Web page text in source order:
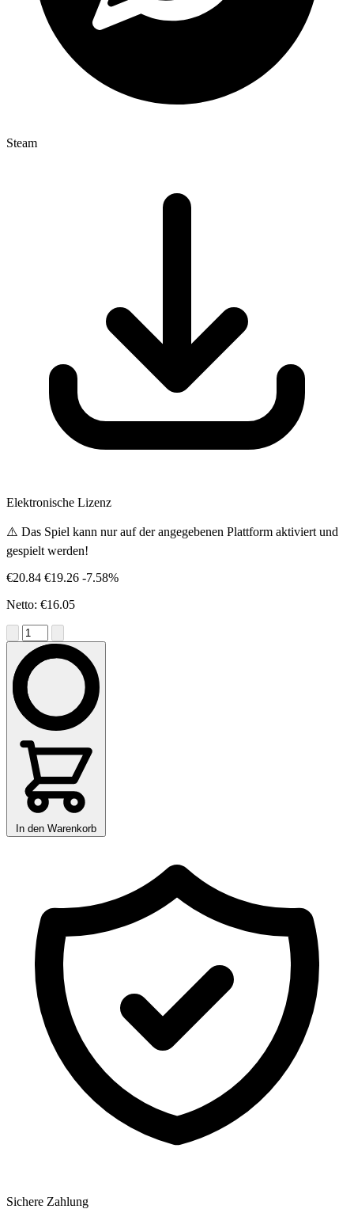
Steam
Elektronische Lizenz
⚠️ Das Spiel kann nur auf der angegebenen Plattform aktiviert und
gespielt werden!
€20.84 €19.26 -7.58%
Netto: €16.05
In den Warenkorb
Sichere Zahlung